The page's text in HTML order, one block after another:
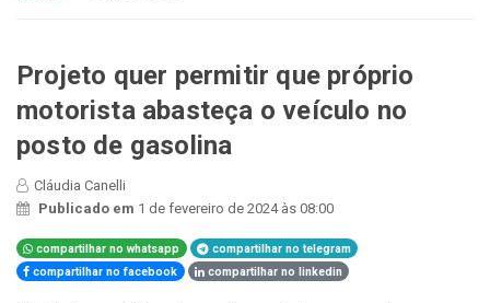
Projeto quer permitir que próprio
motorista abasteça o veículo no
posto de gasolina
Cláudia Canelli
Publicado em 1 de fevereiro de 2024 às 08:00
compartilhar no whatsapp
compartilhar no telegram
compartilhar no facebook
compartilhar no linkedin